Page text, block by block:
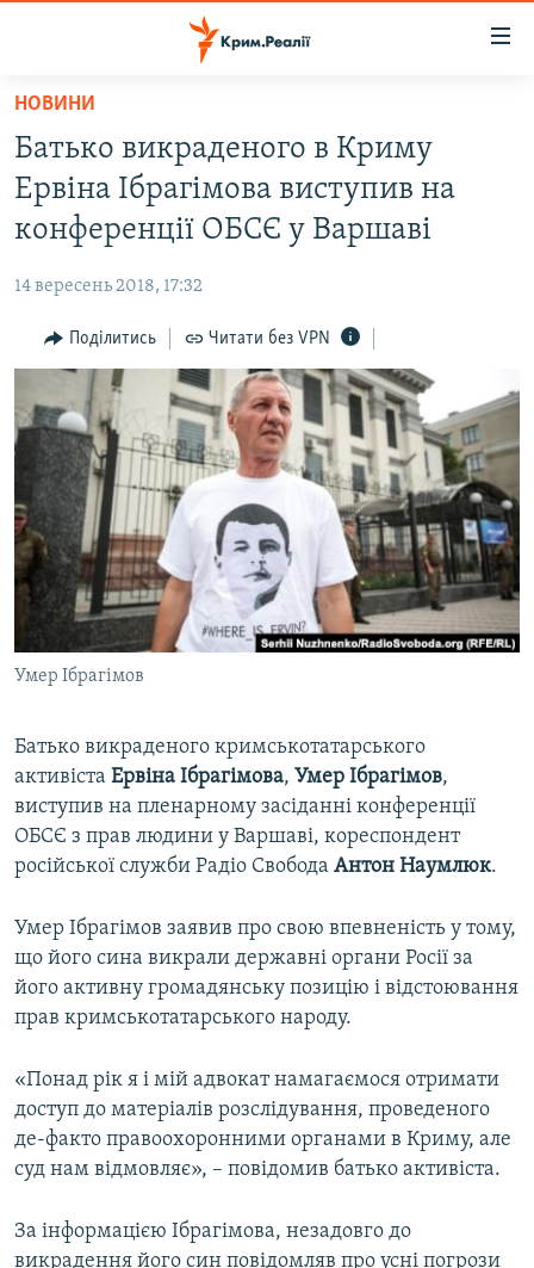
Перейти
основного
матеріалу
Перейти
до
основної
навігації
Перейти
до
ВІДЕО ТА ФОТО
БЛОГИ
ПОГЛЯД
ІНТЕРВ'Ю
ВСЕ ЗА ДЕНЬ
СПЕЦПРОЕКТИ
ДЕПОРТАЦІЯ
ВІДЕОУРОКИ «ELIFBE»
СВІДЧЕННЯ ОКУПАЦІЇ
УКРАЇНСЬКА ПРОБЛЕМА КРИМУ
ІНФОГРАФІКА
ЯК ОБІЙТИ БЛОКУВАННЯ
Русский
Qırımtatar
ДОЛУЧАЙСЯ!
Усі сайти RFE/RL
НОВИНИ
Батько викраденого в Криму
Ервіна Ібрагімова виступив на
конференції ОБСЄ у Варшаві
14 вересень 2018, 17:32
Поділитись Читати без VPN
Умер Ібрагімов
Батько викраденого кримськотатарського
активіста Ервіна Ібрагімова, Умер Ібрагімов,
виступив на пленарному засіданні конференції
ОБСЄ з прав людини у Варшаві, кореспондент
російської служби Радіо Свобода Антон Наумлюк.
Умер Ібрагімов заявив про свою впевненість у тому,
що його сина викрали державні органи Росії за
його активну громадянську позицію і відстоювання
прав кримськотатарського народу.
«Понад рік я і мій адвокат намагаємося отримати
доступ до матеріалів розслідування, проведеного
де-факто правоохоронними органами в Криму, але
суд нам відмовляє», – повідомив батько активіста.
За інформацією Ібрагімова, незадовго до
викрадення його син повідомляв про усні погрози